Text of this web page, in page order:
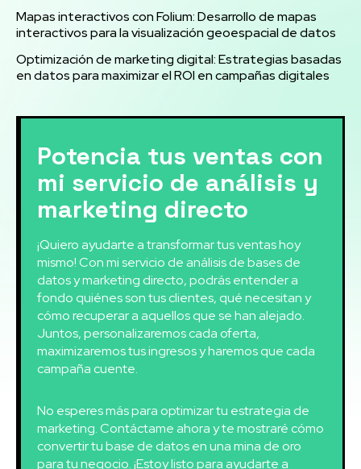
Mapas interactivos con Folium: Desarrollo de mapas
interactivos para la visualización geoespacial de datos
Optimización de marketing digital: Estrategias basadas
en datos para maximizar el ROI en campañas digitales
Potencia tus ventas con
mi servicio de análisis y
marketing directo
¡Quiero ayudarte a transformar tus ventas hoy
mismo! Con mi servicio de análisis de bases de
datos y marketing directo, podrás entender a
fondo quiénes son tus clientes, qué necesitan y
cómo recuperar a aquellos que se han alejado.
Juntos, personalizaremos cada oferta,
maximizaremos tus ingresos y haremos que cada
campaña cuente.
No esperes más para optimizar tu estrategia de
marketing. Contáctame ahora y te mostraré cómo
convertir tu base de datos en una mina de oro
para tu negocio. ¡Estoy listo para ayudarte a